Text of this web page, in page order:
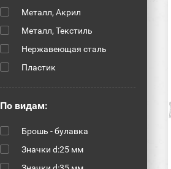
Bender
Biohazard (биологическая
Bring Me The Horizon
Bullet For My Valentine
Металл, Акрил
Металл, Текстиль
Нержавеющая сталь
Пластик
По видам:
Брошь - булавка
Значки d:25 мм